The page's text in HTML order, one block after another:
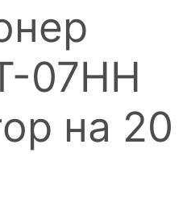
07HH
на 20